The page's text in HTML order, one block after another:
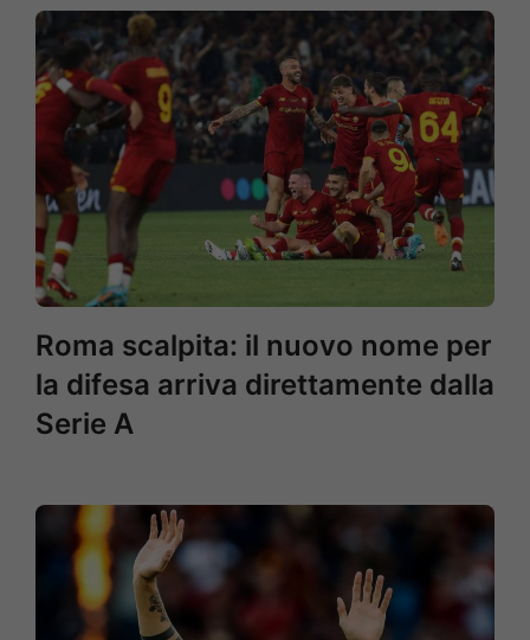
Roma scalpita: il nuovo nome per
la difesa arriva direttamente dalla
Serie A